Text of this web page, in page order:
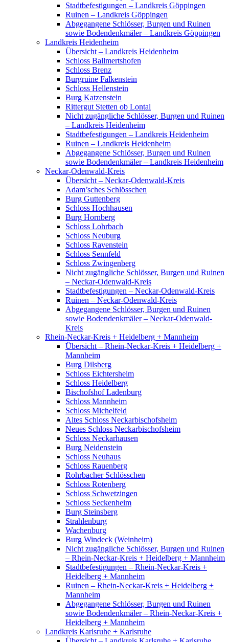
Stadtbefestigungen – Landkreis Göppingen
Ruinen – Landkreis Göppingen
Abgegangene Schlösser, Burgen und Ruinen
sowie Bodendenkmäler – Landkreis Göppingen
Landkreis Heidenheim
Übersicht – Landkreis Heidenheim
Schloss Ballmertshofen
Schloss Brenz
Burgruine Falkenstein
Schloss Hellenstein
Burg Katzenstein
Rittergut Stetten ob Lontal
Nicht zugängliche Schlösser, Burgen und Ruinen
– Landkreis Heidenheim
Stadtbefestigungen – Landkreis Heidenheim
Ruinen – Landkreis Heidenheim
Abgegangene Schlösser, Burgen und Ruinen
sowie Bodendenkmäler – Landkreis Heidenheim
Neckar-Odenwald-Kreis
Übersicht – Neckar-Odenwald-Kreis
Adam’sches Schlösschen
Burg Guttenberg
Schloss Hochhausen
Burg Hornberg
Schloss Lohrbach
Schloss Neuburg
Schloss Ravenstein
Schloss Sennfeld
Schloss Zwingenberg
Nicht zugängliche Schlösser, Burgen und Ruinen
– Neckar-Odenwald-Kreis
Stadtbefestigungen – Neckar-Odenwald-Kreis
Ruinen – Neckar-Odenwald-Kreis
Abgegangene Schlösser, Burgen und Ruinen
sowie Bodendenkmäler – Neckar-Odenwald-
Kreis
Rhein-Neckar-Kreis + Heidelberg + Mannheim
Übersicht – Rhein-Neckar-Kreis + Heidelberg +
Mannheim
Burg Dilsberg
Schloss Eichtersheim
Schloss Heidelberg
Bischofshof Ladenburg
Schloss Mannheim
Schloss Michelfeld
Altes Schloss Neckarbischofsheim
Neues Schloss Neckarbischofsheim
Schloss Neckarhausen
Burg Neidenstein
Schloss Neuhaus
Schloss Rauenberg
Rohrbacher Schlösschen
Schloss Rotenberg
Schloss Schwetzingen
Schloss Seckenheim
Burg Steinsberg
Strahlenburg
Wachenburg
Burg Windeck (Weinheim)
Nicht zugängliche Schlösser, Burgen und Ruinen
– Rhein-Neckar-Kreis + Heidelberg + Mannheim
Stadtbefestigungen – Rhein-Neckar-Kreis +
Heidelberg + Mannheim
Ruinen – Rhein-Neckar-Kreis + Heidelberg +
Mannheim
Abgegangene Schlösser, Burgen und Ruinen
sowie Bodendenkmäler – Rhein-Neckar-Kreis +
Heidelberg + Mannheim
Landkreis Karlsruhe + Karlsruhe